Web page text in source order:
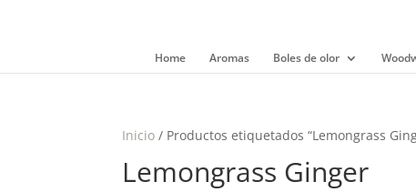
Home Aromas Boles de olor
Inicio / Productos etiquetados “Lemongrass
Lemongrass Ginger